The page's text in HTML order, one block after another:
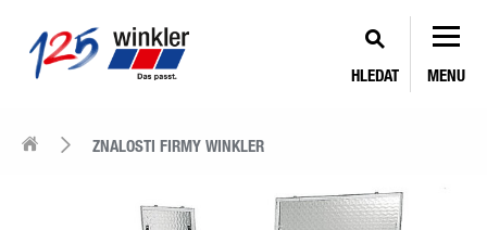
HLEDAT MENU
ZNALOSTI FIRMY WINKLER